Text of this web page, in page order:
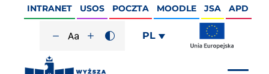
INTRANET USOS POCZTA MOODLE JSA APD
PL